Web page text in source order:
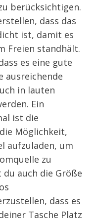
berücksichtigen.
dass das
ist, damit es
Freien standhält.
es eine gute
ausreichende
in lauten
Ein
ist die
Möglichkeit,
aufzuladen, um
zu
auch die Größe
dass es
Tasche Platz